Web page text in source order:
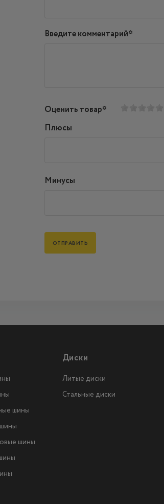
Введите комментарий*
Оценить товар*
Плюсы
Минусы
шины
шины
Диски
Литые диски
Стальные диски